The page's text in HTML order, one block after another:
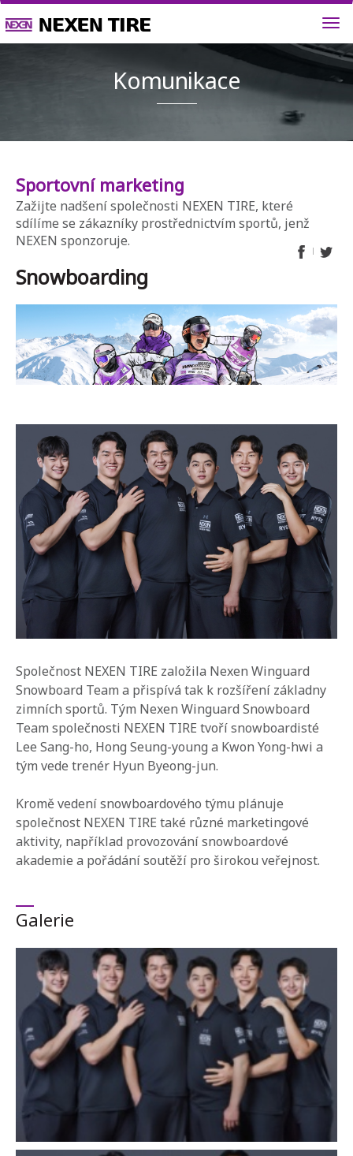
Sportovní marketing
Zažijte nadšení společnosti NEXEN TIRE, které
sdílíme se zákazníky prostřednictvím sportů, jenž
NEXEN sponzoruje.
Snowboarding
Společnost NEXEN TIRE založila Nexen Winguard
Snowboard Team a přispívá tak k rozšíření základny
zimních sportů. Tým Nexen Winguard Snowboard
Team společnosti NEXEN TIRE tvoří snowboardisté
Lee Sang-ho, Hong Seung-young a Kwon Yong-hwi a
tým vede trenér Hyun Byeong-jun.
Kromě vedení snowboardového týmu plánuje
společnost NEXEN TIRE také různé marketingové
aktivity, například provozování snowboardové
akademie a pořádání soutěží pro širokou veřejnost.
Galerie